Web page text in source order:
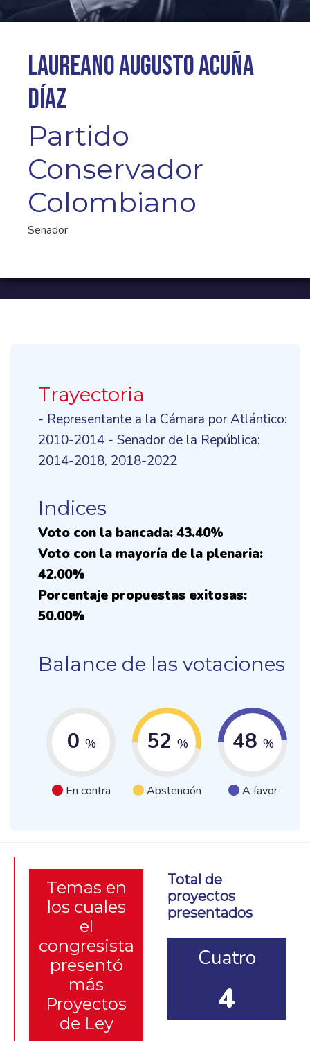
Laureano Augusto Acuña
Díaz
Partido
Conservador
Colombiano
Senador
Trayectoria
- Representante a la Cámara por Atlántico:
2010-2014 - Senador de la República:
2014-2018, 2018-2022
Indices
Voto con la bancada: 43.40%
Voto con la mayoría de la plenaria:
42.00%
Porcentaje propuestas exitosas:
50.00%
Balance de las votaciones
0 %
En contra
52 %
Abstención
48 %
A favor
Temas en
los cuales
el
congresista
presentó
más
Proyectos
de Ley
Total de
proyectos
presentados
Cuatro
4